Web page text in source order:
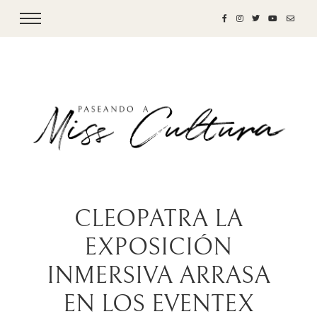
CLEOPATRA LA
EXPOSICIÓN
INMERSIVA ARRASA
EN LOS EVENTEX